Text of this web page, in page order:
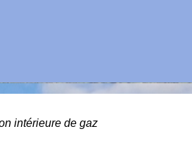
intérieure de gaz